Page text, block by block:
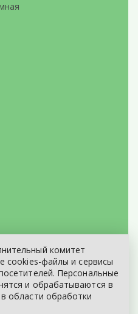
ОБРАЩЕНИЕ
комитет
cookies-файлы и сервисы
Персональные
и обрабатываются в
в области обработки